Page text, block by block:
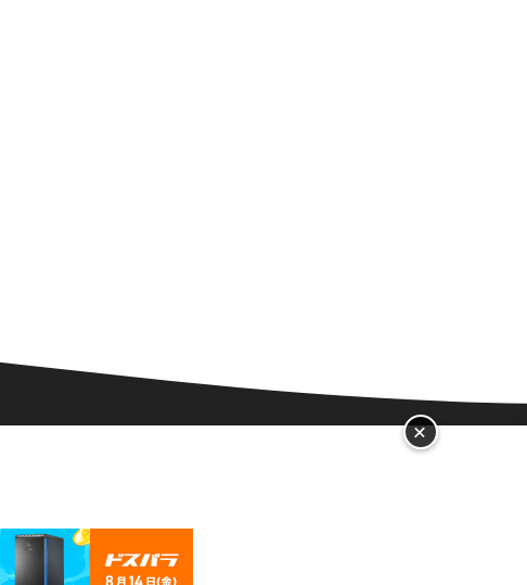
カメラのレンタルならRentry！
+